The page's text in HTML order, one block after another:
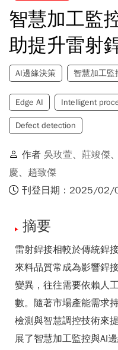
智慧加工監
助提升雷射
AI邊緣決策 智慧加工監
Edge AI Intelligent
Defect detection
作者 吳玫萱、 莊竣傑、
慶、 趙致傑
刊登日期：2025/02/
摘要
雷射銲接相較於傳統銲
來料品質常成為影響銲
變異，往往需要依賴人
數。隨著市場產能需求
檢測與智慧調控技術來
展了智慧加工監控與AI